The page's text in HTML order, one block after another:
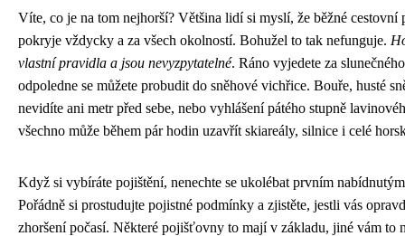
Víte, co je na tom nejhorší? Většina lidí si myslí, že běžné cestovní
pokryje vždycky a za všech okolností. Bohužel to tak nefunguje.
vlastní pravidla a jsou nevyzpytatelné. Ráno vyjedete za
odpoledne se můžete probudit do sněhové vichřice. Bouře, husté
nevidíte ani metr před sebe, nebo vyhlášení pátého stupně
všechno může během pár hodin uzavřít skiareály, silnice i celé
Když si vybíráte pojištění, nenechte se ukolébat prvním
Pořádně si prostudujte pojistné podmínky a zjistěte, jestli vás
zhoršení počasí. Některé pojišťovny to mají v základu, jiné vám to